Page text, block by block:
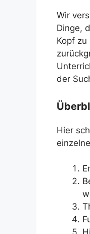
Wir
Dinge,
Kopf
der
Hier